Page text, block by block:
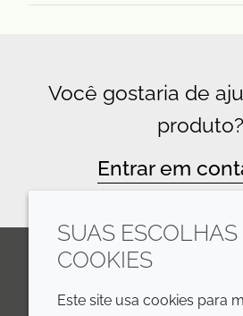
Você gostaria de
produto?
Entrar em
LinkedIn
SUAS ESCOLHAS
COOKIES
Este site usa cookies para